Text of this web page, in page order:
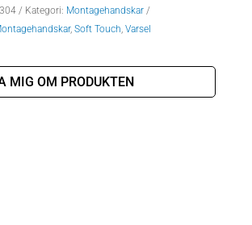
Kategori: Montagehandskar
, Soft Touch, Varsel
MIG OM PRODUKTEN